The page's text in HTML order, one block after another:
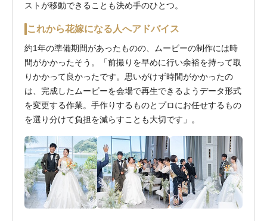
ストが移動できることも決め手のひとつ。
これから花嫁になる人へアドバイス
約1年の準備期間があったものの、ムービーの制作には時
間がかかったそう。「前撮りを早めに行い余裕を持って取
りかかって良かったです。思いがけず時間がかかったの
は、完成したムービーを会場で再生できるようデータ形式
を変更する作業。手作りするものとプロにお任せするもの
を選り分けて負担を減らすことも大切です」。